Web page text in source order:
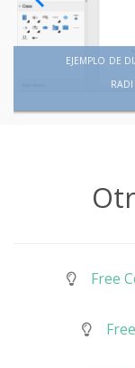
EJEMPLO DE
Free